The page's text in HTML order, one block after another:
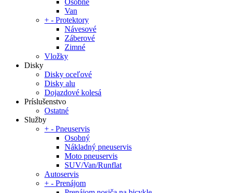
Osobné
Van
+ - Protektory
Návesové
Záberové
Zimné
Vložky
Disky
Disky oceľové
Disky alu
Dojazdové kolesá
Príslušenstvo
Ostatné
Služby
+ - Pneuservis
Osobný
Nákladný pneuservis
Moto pneuservis
SUV/Van/Runflat
Autoservis
+ - Prenájom